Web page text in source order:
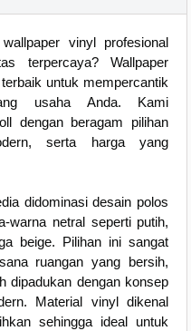
vinyl profesional
terpercaya? Wallpaper
untuk mempercantik
usaha Anda. Kami
dengan beragam pilihan
serta harga yang
didominasi desain polos
warna netral seperti putih,
beige. Pilihan ini sangat
ruangan yang bersih,
dipadukan dengan konsep
Material vinyl dikenal
sehingga ideal untuk